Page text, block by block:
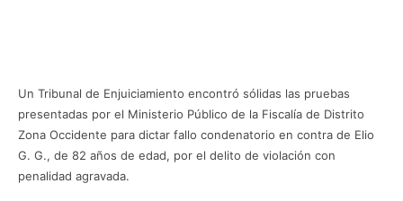
Un Tribunal de Enjuiciamiento encontró sólidas las pruebas
presentadas por el Ministerio Público de la Fiscalía de Distrito
Zona Occidente para dictar fallo condenatorio en contra de Elio
G. G., de 82 años de edad, por el delito de violación con
penalidad agravada.